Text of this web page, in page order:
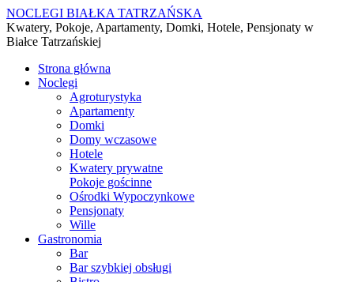
NOCLEGI BIAŁKA TATRZAŃSKA
Kwatery, Pokoje, Apartamenty, Domki, Hotele, Pensjonaty w
Białce Tatrzańskiej
Strona główna
Noclegi
Agroturystyka
Apartamenty
Domki
Domy wczasowe
Hotele
Kwatery prywatne
Pokoje gościnne
Ośrodki Wypoczynkowe
Pensjonaty
Wille
Gastronomia
Bar
Bar szybkiej obsługi